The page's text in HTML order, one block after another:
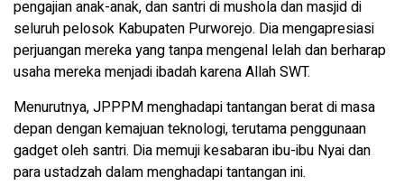
pengajian anak-anak, dan santri di mushola dan masjid di
seluruh pelosok Kabupaten Purworejo. Dia mengapresiasi
perjuangan mereka yang tanpa mengenal lelah dan berharap
usaha mereka menjadi ibadah karena Allah SWT.
Menurutnya, JPPPM menghadapi tantangan berat di masa
depan dengan kemajuan teknologi, terutama penggunaan
gadget oleh santri. Dia memuji kesabaran ibu-ibu Nyai dan
para ustadzah dalam menghadapi tantangan ini.